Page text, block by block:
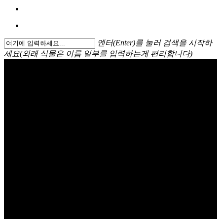
엔터(Enter)를 눌러 검색을 시작하
세요(외래 식물은 이름 일부를 입력하는게 편리합니다)